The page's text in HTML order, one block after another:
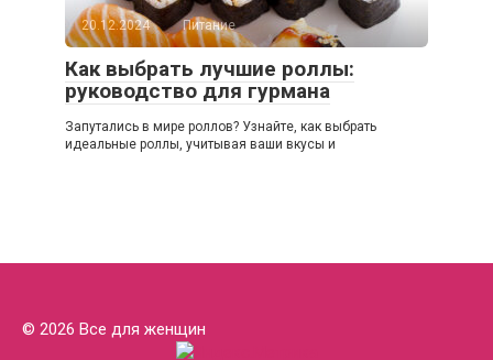
20.12.2024 Питание
Как выбрать лучшие роллы:
руководство для гурмана
Запутались в мире роллов? Узнайте, как выбрать
идеальные роллы, учитывая ваши вкусы и
© 2026 Все для женщин